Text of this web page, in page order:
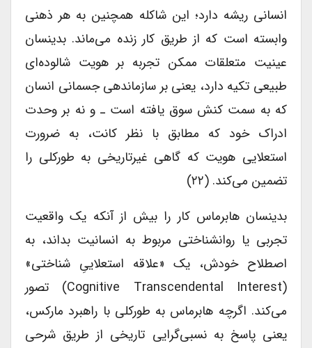
انسانی ریشه دارد؛ این شاکله همچنین به هر ذهنی
وابسته است که از طریق کار زنده می‌ماند. بدینسان
عینیت متعلقات ممکن تجربه بر هویت شالوده‌ای
طبیعی تکیه دارد، یعنی بر سازماندهی جسمانی انسان
که به سمت کنش سوق یافته است ـ و نه بر وحدت
ادراک خود که مطابق با نظر کانت، به ضرورت
استعلایی هویت که گاهی غیرتاریخی به طورکلی را
تضمین می‌کند. (۲۲)
بدینسان هابرماس کار را بیش از آنکه یک واقعیت
تجربی یا روانشناختی مربوط به انسانیت بداند، به
اصطلاح خودش، یک «علاقه استعلاییِ شناختی»
(cognitive Transcendental Interest) تصور
می‌کند. اگرچه هابرماس به طورکلی با راهبرد مارکس،
یعنی پاسخ به نسبی‌گرایی تاریخی از طریق شرحی